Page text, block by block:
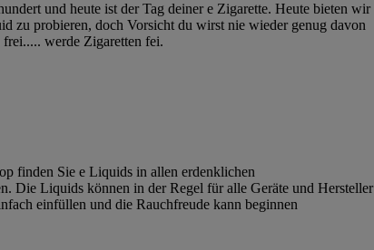
und heute ist der Tag deiner e Zigarette. Heute bieten wir
zu probieren, doch Vorsicht du wirst nie wieder genug davon
werde Zigaretten fei.
finden Sie e Liquids in allen erdenklichen
Die Liquids können in der Regel für alle Geräte und Hersteller
einfüllen und die Rauchfreude kann beginnen